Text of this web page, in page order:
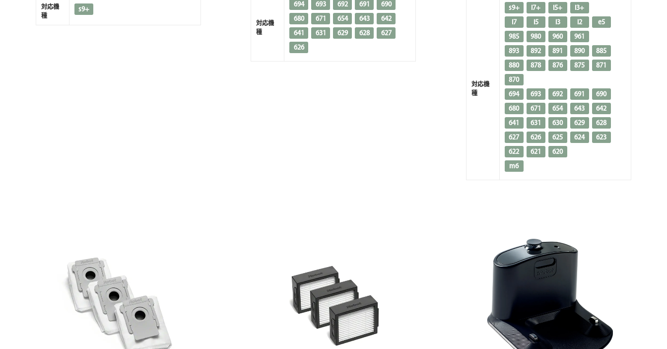
対応機
種
s9+
対応機
種
694 693 692 691 690
680 671 654 643 642
641 631 629 628 627
626
対応機
種
s9+ i7+ i5+ i3+
i7 i5 i3 i2 e5
985 980 960 961
893 892 891 890 885
880 878 876 875 871
870
694 693 692 691 690
680 671 654 643 642
641 631 630 629 628
627 626 625 624 623
622 621 620
m6